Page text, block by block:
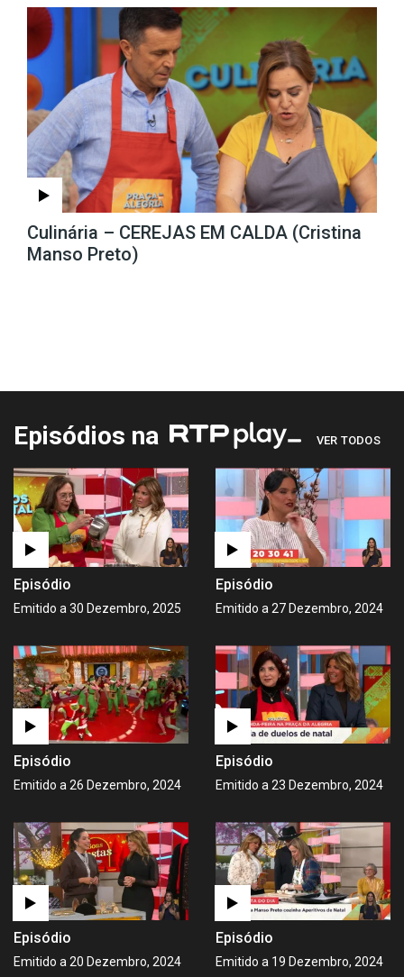
Culinária – CEREJAS EM CALDA (Cristina
Manso Preto)
Episódios na VER TODOS
Episódio
Emitido a 30 Dezembro, 2025
Episódio
Emitido a 27 Dezembro, 2024
Episódio
Emitido a 26 Dezembro, 2024
Episódio
Emitido a 23 Dezembro, 2024
Episódio
Emitido a 20 Dezembro, 2024
Episódio
Emitido a 19 Dezembro, 2024